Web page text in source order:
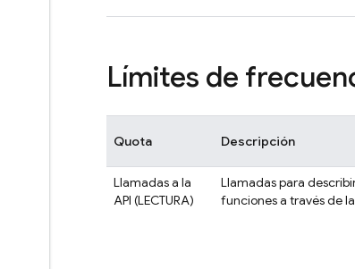
Límites de
Quota Descripción
Llamadas a la
API (LECTURA)
Llamadas para
funciones a través de